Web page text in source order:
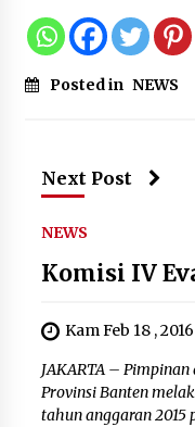
Posted in NEWS
Next Post
NEWS
Komisi IV
Kam Feb 18 , 2016
JAKARTA –
Provinsi Banten
tahun anggaran 2015